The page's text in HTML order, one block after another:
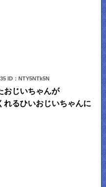
ID：NTY5NTk5N
おじいちゃんが
れるひいおじいちゃんに